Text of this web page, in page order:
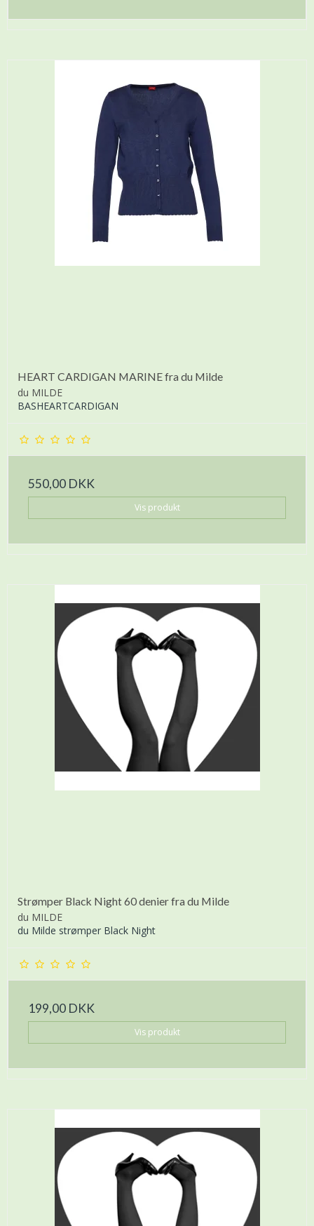
HEART CARDIGAN MARINE fra du Milde
du MILDE
BASHEARTCARDIGAN
550,00 DKK
Vis produkt
Strømper Black Night 60 denier fra du Milde
du MILDE
du Milde strømper Black Night
199,00 DKK
Vis produkt